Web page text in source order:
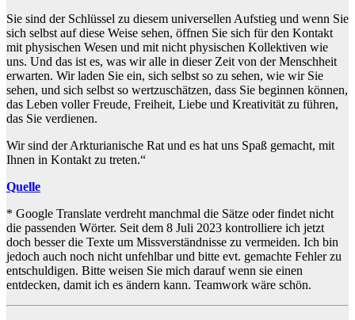
Sie sind der Schlüssel zu diesem universellen Aufstieg und wenn Sie
sich selbst auf diese Weise sehen, öffnen Sie sich für den Kontakt
mit physischen Wesen und mit nicht physischen Kollektiven wie
uns. Und das ist es, was wir alle in dieser Zeit von der Menschheit
erwarten. Wir laden Sie ein, sich selbst so zu sehen, wie wir Sie
sehen, und sich selbst so wertzuschätzen, dass Sie beginnen können,
das Leben voller Freude, Freiheit, Liebe und Kreativität zu führen,
das Sie verdienen.
Wir sind der Arkturianische Rat und es hat uns Spaß gemacht, mit
Ihnen in Kontakt zu treten.“
Quelle
* Google Translate verdreht manchmal die Sätze oder findet nicht
die passenden Wörter. Seit dem 8 Juli 2023 kontrolliere ich jetzt
doch besser die Texte um Missverständnisse zu vermeiden. Ich bin
jedoch auch noch nicht unfehlbar und bitte evt. gemachte Fehler zu
entschuldigen. Bitte weisen Sie mich darauf wenn sie einen
entdecken, damit ich es ändern kann. Teamwork wäre schön.